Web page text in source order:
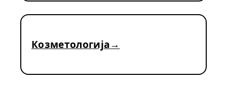
Козметологија